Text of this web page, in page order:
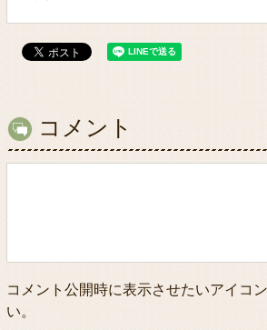
コメント
コメント公開時に表示させたいアイコ
い。